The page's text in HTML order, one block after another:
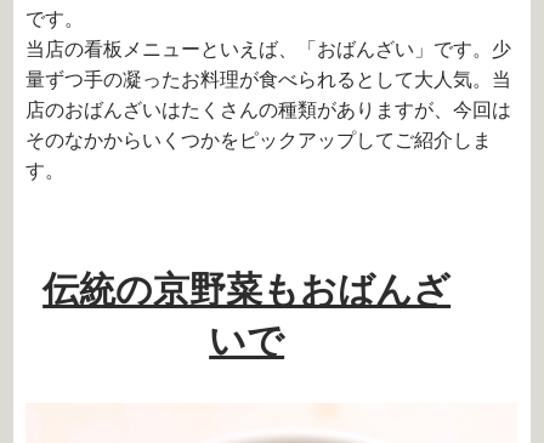
です。
当店の看板メニューといえば、「おばんざい」です。少
量ずつ手の凝ったお料理が食べられるとして大人気。当
店のおばんざいはたくさんの種類がありますが、今回は
そのなかからいくつかをピックアップしてご紹介しま
す。
伝統の京野菜もおばんざ
いで